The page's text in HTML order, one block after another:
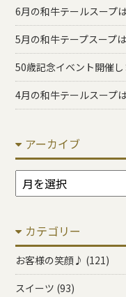
6月の和牛テールスープ
5月の和牛テープスープは
50歳記念イベント開催し
4月の和牛テールスープ
アーカイブ
ア
ー
イ
ブ
カテゴリー
お客様の笑顔♪ (121)
スイーツ (93)